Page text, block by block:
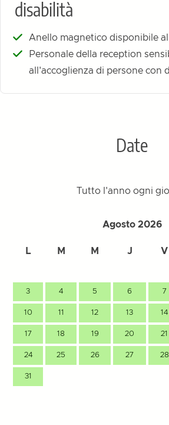
disabilità
Anello magnetico disponibile
Personale della reception
all'accoglienza di persone con
Date
Tutto l'anno ogni
Agosto 2026
L M M J V
3 4 5 6 7
10 11 12 13 14
17 18 19 20 21
24 25 26 27 28
31